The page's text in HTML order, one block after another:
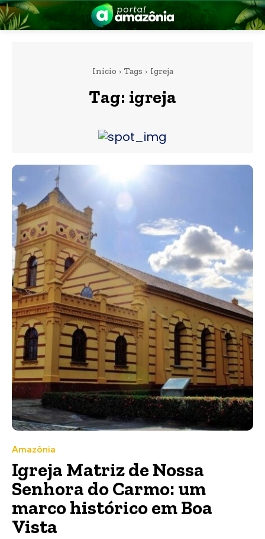
Amazônia
Início Tags Igreja
Tag: igreja
Amazônia
Igreja Matriz de Nossa
Senhora do Carmo: um
marco histórico em Boa
Vista